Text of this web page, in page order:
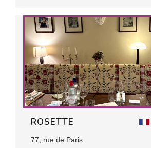
ROSETTE
77, rue de Paris